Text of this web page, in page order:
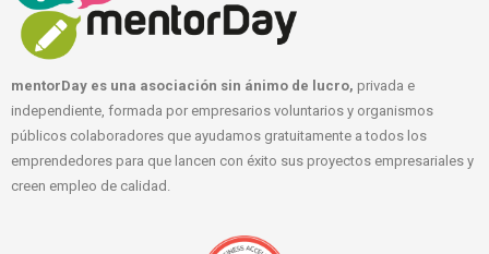
mentorDay es una asociación sin ánimo de lucro, privada e
independiente, formada por empresarios voluntarios y organismos
públicos colaboradores que ayudamos gratuitamente a todos los
emprendedores para que lancen con éxito sus proyectos empresariales y
creen empleo de calidad.